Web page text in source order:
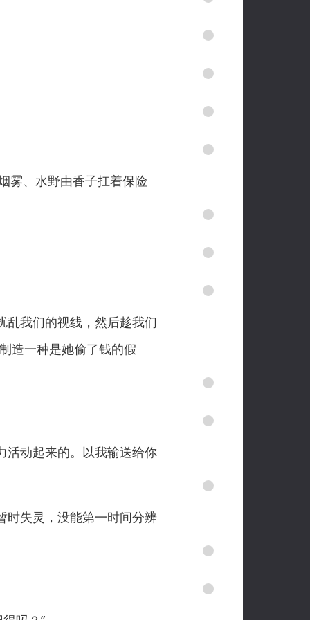
、水野由香子扛着保险
我们的视线，然后趁我们
造一种是她偷了钱的假
动起来的。以我输送给你
失灵，没能第一时间分辨